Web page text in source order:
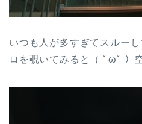
いつも人が多すぎてスルー
ロを覗いてみると（ ﾟωﾟ ）